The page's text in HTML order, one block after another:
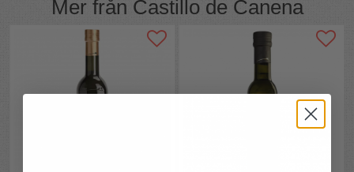
Mer från Castillo de Canena